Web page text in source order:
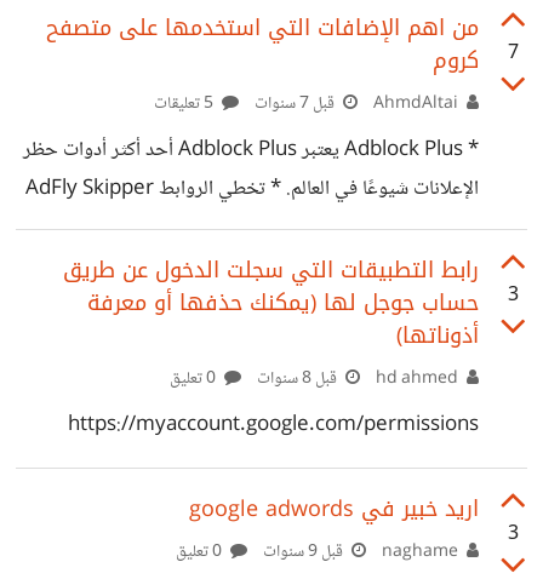
مشروع لكني أعتبرها لفتة كريمة لكي يتعرف العالم على المطبخ
الشرق أوسطي ،، وعليه اقول فليحيا الفلافل وربما سنشهد في
الأيام القادمة إحتفاء جوجل بـ الفول ;)
7
من اهم الإضافات التي استخدمها على متصفح
كروم
قبل 7 سنوات
* Adblock Plus يعتبر Adblock Plus أحد أكثر أدوات حظر
الإعلانات شيوعًا في العالم. * ‪AdFly Skipper تخطي الروابط
المختصرة من AdF.ly. * AHA Music للبحث عن اي موسيقى
داخل صفحة الويب. * Awesome Screenshot لألتقاط
صورة وتسجيل فيديو لصفحة الويب. * BuiltWith لأظهار
جميع اللغات والمكاتب البرمجية المستخدمة في اي موقع تحدده.
* Checker Plus for Gmail تلقى وارسل واحذف الرسائل
بدون فتح gmail. * ColorZilla لأختيار كود لون ما من صفحة
الويب. * EditThisCookie للتحكم في الكوكيز. يمكنك
3
رابط التطبيقات التي سجلت الدخول عن طريق
حساب جوجل لها (يمكنك حذفها أو معرفة
أذوناتها)
قبل 8 سنوات
https://myaccount.google.com/permissions
3
اريد خبير في google adwords
قبل 9 سنوات